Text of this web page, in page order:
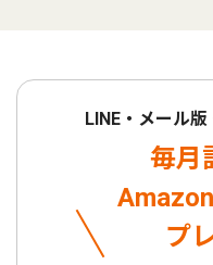
LINE・メール
毎月
プ